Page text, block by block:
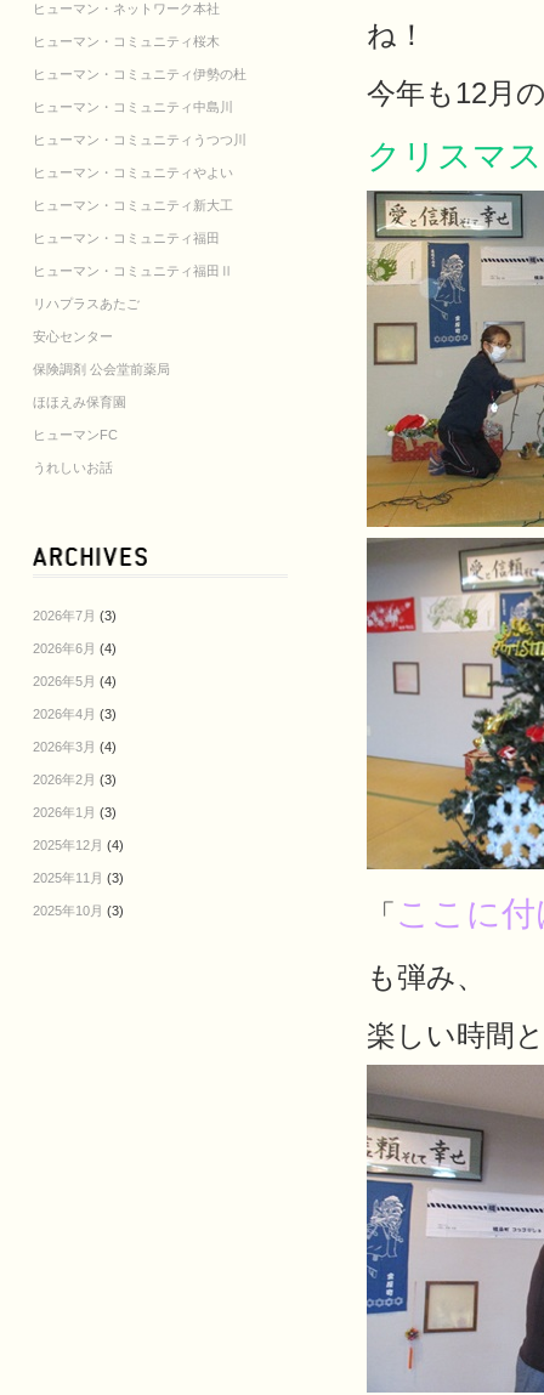
ヒューマン・ネットワーク本社
ヒューマン・コミュニティ桜木
ヒューマン・コミュニティ伊勢の杜
ヒューマン・コミュニティ中島川
ヒューマン・コミュニティうつつ川
ヒューマン・コミュニティやよい
ヒューマン・コミュニティ新大工
ヒューマン・コミュニティ福田
ヒューマン・コミュニティ福田Ⅱ
リハプラスあたご
安心センター
保険調剤 公会堂前薬局
ほほえみ保育園
ヒューマンFC
うれしいお話
2026年7月 (3)
2026年6月 (4)
2026年5月 (4)
2026年4月 (3)
2026年3月 (4)
2026年2月 (3)
2026年1月 (3)
2025年12月 (4)
2025年11月 (3)
2025年10月 (3)
ね！
今年も12月
クリスマ
「 ここに
も弾み、
楽しい時間